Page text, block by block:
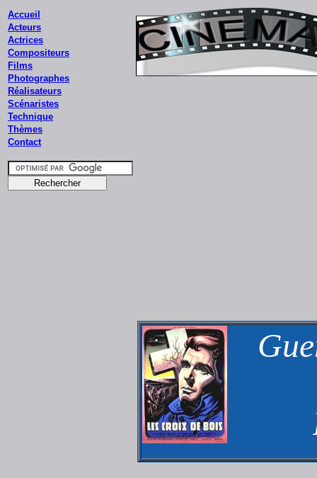
Accueil
Acteurs
Actrices
Compositeurs
Films
Photographes
Réalisateurs
Scénaristes
Technique
Thèmes
Contact